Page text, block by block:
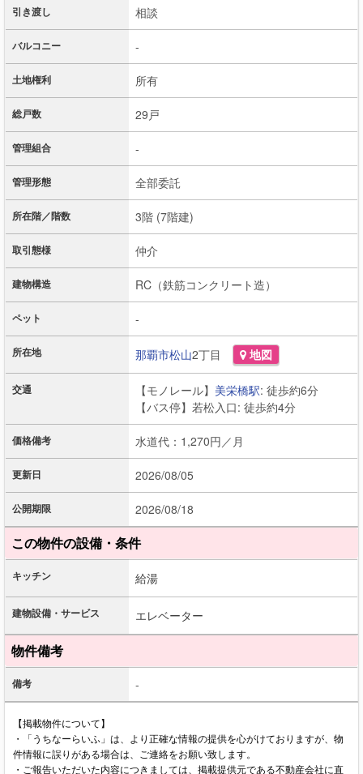
引き渡し 相談
バルコニー -
土地権利 所有
総戸数 29戸
管理組合 -
管理形態 全部委託
所在階／階数 3階 (7階建)
取引態様 仲介
建物構造 RC（鉄筋コンクリート造）
ペット -
所在地 那覇市松山2丁目 地図
交通 【モノレール】 美栄橋駅: 徒歩約6分
【バス停】若松入口: 徒歩約4分
価格備考 水道代：1,270円／月
更新日 2026/08/05
公開期限 2026/08/18
この物件の設備・条件
キッチン 給湯
建物設備・サービス エレベーター
物件備考
備考 -
【掲載物件について】
・「うちなーらいふ」は、より正確な情報の提供を心がけておりますが、物
件情報に誤りがある場合は、ご連絡をお願い致します。
・ご報告いただいた内容につきましては、掲載提供元である不動産会社に直